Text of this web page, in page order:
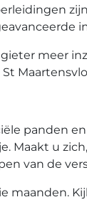
meer
panden
u
van de
maanden.